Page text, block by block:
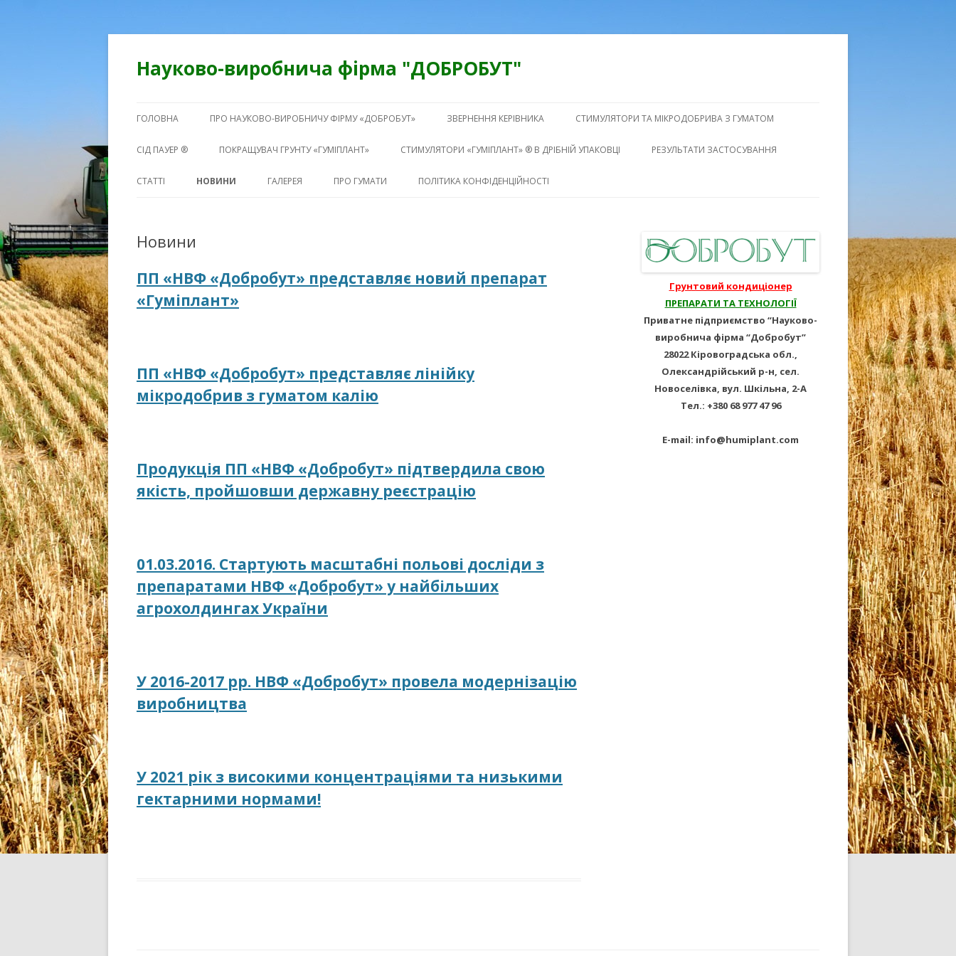
Науково-виробнича фірма "ДОБРОБУТ"
к
ГОЛОВНА ПРО НАУКОВО-ВИРОБНИЧУ ФІРМУ «ДОБРОБУТ» ЗВЕРНЕННЯ КЕРІВНИКА СТИМУЛЯТОРИ ТА МІКРОДОБРИВА З ГУМАТОМ
ЗАГАЛЬНА ІНФОРМАЦІЯ
ДЕСТРУКТОР СТЕРНІ
СІД ПАУЕР ® ПОКРАЩУВАЧ ГРУНТУ «ГУМІПЛАНТ» СТИМУЛЯТОРИ «ГУМІПЛАНТ» ® В ДРІБНІЙ УПАКОВЦІ
ГУМАТ КАЛІЮ «ГУМІПЛАНТ»
ГУМАТ КАЛІЮ «ГУМІПЛАНТ»
РЕЗУЛЬТАТИ ЗАСТОСУВАННЯ
СТАТТІ НОВИНИ ГАЛЕРЕЯ ПРО ГУМАТИ ПОЛІТИКА КОНФІДЕНЦІЙНОСТІ
Новини
ПП «НВФ «Добробут» представляє новий препарат
«Гуміплант»
ПП «НВФ «Добробут» представляє лінійку
мікродобрив з гуматом калію
Продукція ПП «НВФ «Добробут» підтвердила свою
якість, пройшовши державну реєстрацію
01.03.2016. Стартують масштабні польові досліди з
препаратами НВФ «Добробут» у найбільших
агрохолдингах України
У 2016-2017 рр. НВФ «Добробут» провела модернізацію
виробництва
У 2021 рік з високими концентраціями та низькими
гектарними нормами!
Грунтовий кондиціонер
ПРЕПАРАТИ ТА ТЕХНОЛОГІЇ
Приватне підприємство “Науково-
виробнича фірма “Добробут”
28022 Кіровоградська обл.,
Олександрійський р-н, сел.
Новоселівка, вул. Шкільна, 2-А
Тел.: +380 68 977 47 96
E-mail: info@humiplant.com